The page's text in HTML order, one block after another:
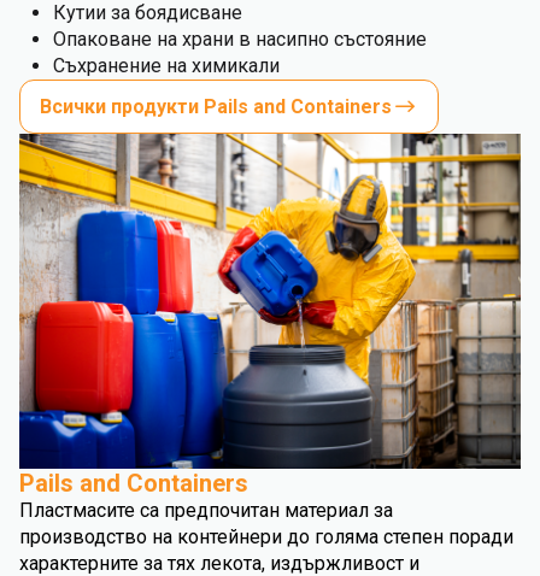
Кутии за боядисване
Опаковане на храни в насипно състояние
Съхранение на химикали
Всички продукти Pails and Containers
Pails and Containers
Пластмасите са предпочитан материал за
производство на контейнери до голяма степен поради
характерните за тях лекота, издържливост и